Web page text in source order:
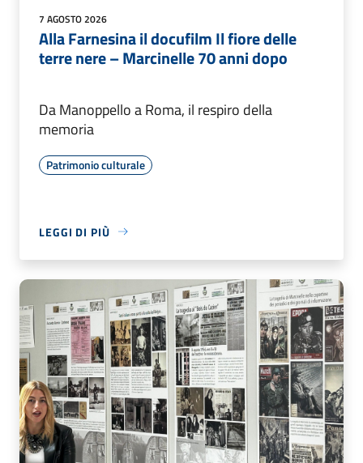
7 AGOSTO 2026
Alla Farnesina il docufilm Il fiore delle
terre nere – Marcinelle 70 anni dopo
Da Manoppello a Roma, il respiro della
memoria
Patrimonio culturale
LEGGI DI PIÙ